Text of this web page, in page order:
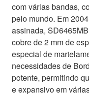
com várias bandas,
pelo mundo. Em
assinada,
cobre de 2 mm de
especial de
necessidades de
potente, permitindo
e expansivo em